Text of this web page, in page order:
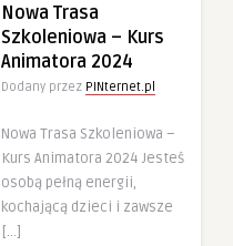
Nowa Trasa
Szkoleniowa – Kurs
Animatora 2024
Dodany przez PINternet.pl
Nowa Trasa Szkoleniowa –
Kurs Animatora 2024 Jesteś
osobą pełną energii,
kochającą dzieci i zawsze
[…]